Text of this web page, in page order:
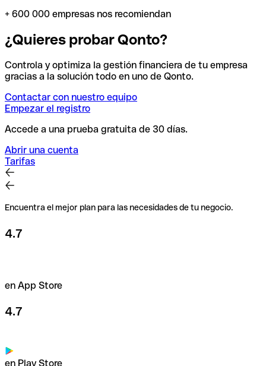
+ 600 000 empresas nos recomiendan
¿Quieres probar Qonto?
Controla y optimiza la gestión financiera de tu empresa
gracias a la solución todo en uno de Qonto.
Contactar con nuestro equipo
Empezar el registro
Accede a una prueba gratuita de 30 días.
Abrir una cuenta
Tarifas
Encuentra el mejor plan para las necesidades de tu negocio.
4.7
en App Store
4.7
en Play Store